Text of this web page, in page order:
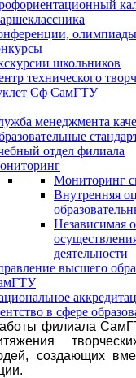
школьников
технического
Сф СамГТУ
менеджмента
отдел филиала
Мониторинг
Внутренняя
Независимая
деятельности
высшего
в сфере
филиала
создающих